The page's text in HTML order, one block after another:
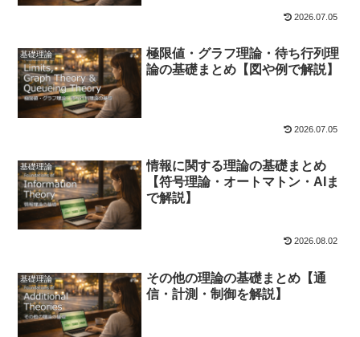
2026.07.05
基礎理論
極限値・グラフ理論・待ち行列理
論の基礎まとめ【図や例で解説】
2026.07.05
基礎理論
情報に関する理論の基礎まとめ
【符号理論・オートマトン・AIま
で解説】
2026.08.02
基礎理論
その他の理論の基礎まとめ【通
信・計測・制御を解説】